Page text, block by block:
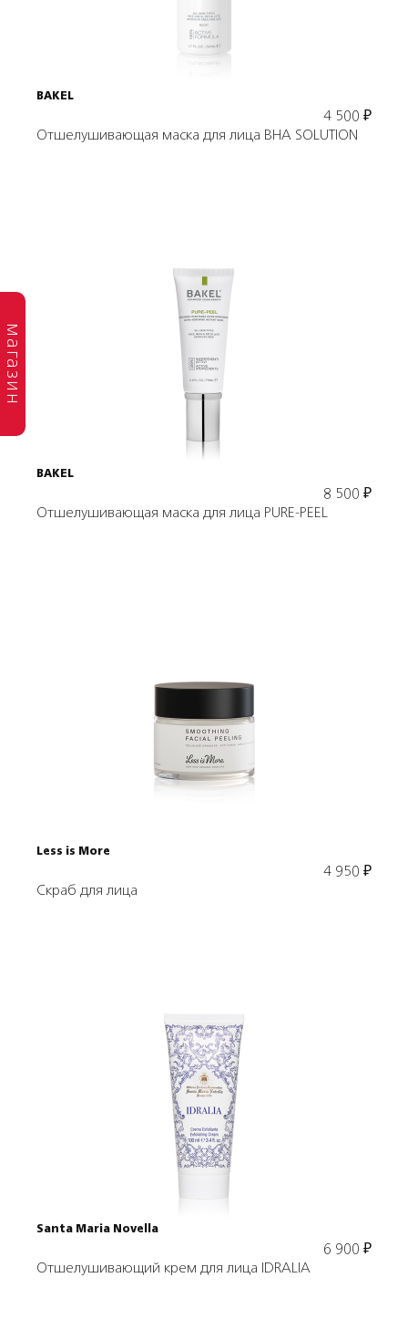
магазин
BAKEL
4 500 ₽
Отшелушивающая маска для лица BHA SOLUTION
Подробнее
В корзину
BAKEL
8 500 ₽
Отшелушивающая маска для лица PURE-PEEL
В корзину
Less is More
4 950 ₽
Скраб для лица
Подробнее
В корзину
Santa Maria Novella
6 900 ₽
Отшелушивающий крем для лица IDRALIA